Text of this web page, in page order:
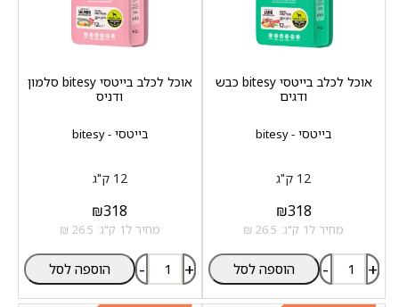
בייטסי - bitesy
אוכל לכלב בייטסי bitesy כבש
ודגים
12 ק"ג
₪318
מחיר ל1 ק"ג: 26.5 ₪
- + הוספה לסל
בייטסי - bitesy
אוכל לכלב בייטסי bitesy סלמון
ודניס
12 ק"ג
₪318
מחיר ל1 ק"ג: 26.5 ₪
- + הוספה לסל